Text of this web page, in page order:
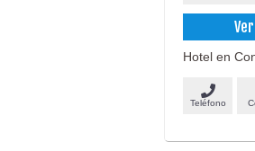
Hotel en
Teléfono